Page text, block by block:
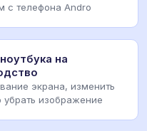
с телефона Andro
на
экрана, изменить
изображение